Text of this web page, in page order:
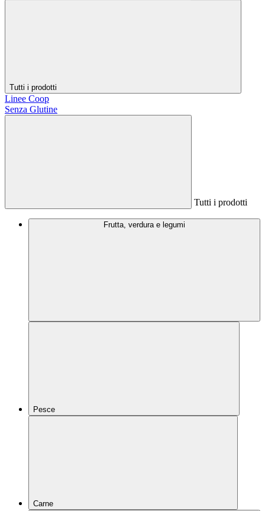
Tutti i prodotti
Linee Coop
Senza Glutine
Tutti i prodotti
Frutta, verdura e legumi
Pesce
Carne